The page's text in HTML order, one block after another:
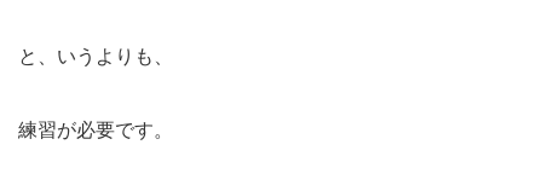
と、いうよりも、
練習が必要です。